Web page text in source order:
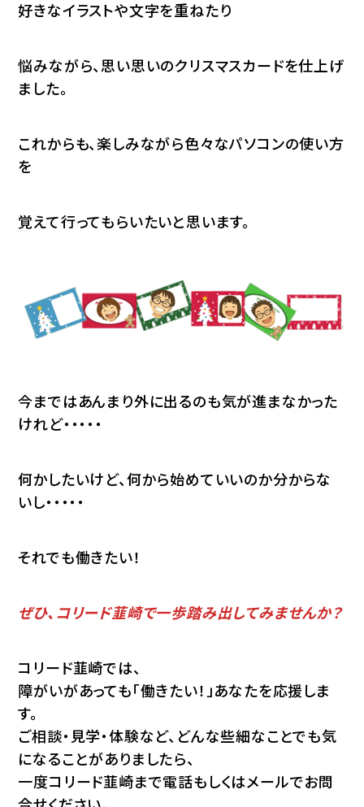
好きなイラストや文字を重ねたり
悩みながら、思い思いのクリスマスカードを仕上げ
ました。
これからも、楽しみながら色々なパソコンの使い方
を
覚えて行ってもらいたいと思います。
今まではあんまり外に出るのも気が進まなかった
けれど・・・・・
何かしたいけど、何から始めていいのか分からな
いし・・・・・
それでも働きたい！
ぜひ、コリード韮崎で一歩踏み出してみませんか？
コリード韮崎では、
障がいがあっても「働きたい！」あなたを応援しま
す。
ご相談・見学・体験など、どんな些細なことでも気
になることがありましたら、
一度コリード韮崎まで電話もしくはメールでお問